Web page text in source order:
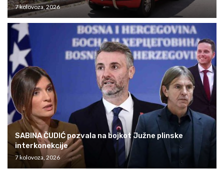
7 kolovoza, 2026
SABINA ČUDIĆ pozvala na bojkot Južne plinske
interkonekcije
7 kolovoza, 2026